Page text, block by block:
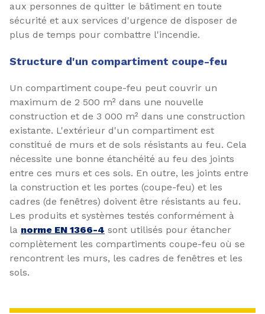
aux personnes de quitter le bâtiment en toute
sécurité et aux services d'urgence de disposer de
plus de temps pour combattre l'incendie.
Structure d'un compartiment coupe-feu
Un compartiment coupe-feu peut couvrir un
maximum de 2 500 m² dans une nouvelle
construction et de 3 000 m² dans une construction
existante. L'extérieur d'un compartiment est
constitué de murs et de sols résistants au feu. Cela
nécessite une bonne étanchéité au feu des joints
entre ces murs et ces sols. En outre, les joints entre
la construction et les portes (coupe-feu) et les
cadres (de fenêtres) doivent être résistants au feu.
Les produits et systèmes testés conformément à
la norme EN 1366-4 sont utilisés pour étancher
complètement les compartiments coupe-feu où se
rencontrent les murs, les cadres de fenêtres et les
sols.